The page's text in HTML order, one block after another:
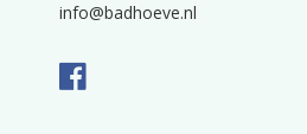
info@badhoeve.nl